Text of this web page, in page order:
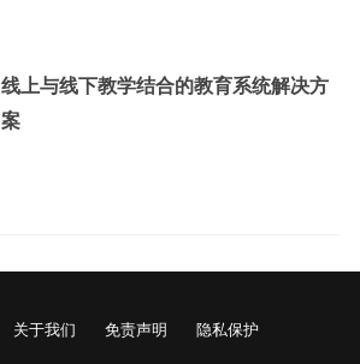
线上与线下教学结合的教育系统解决方
案
关于我们 免责声明 隐私保护